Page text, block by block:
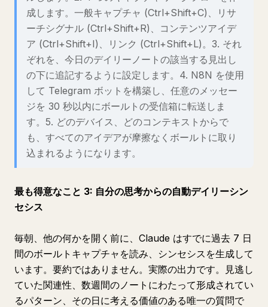
成します。一般キャプチャ (Ctrl+Shift+C)、リサ
ーチシグナル (Ctrl+Shift+R)、コンテンツアイデ
ア (Ctrl+Shift+I)、リンク (Ctrl+Shift+L)。3. それ
ぞれを、今日のデイリーノートの該当する見出し
の下に追記するように設定します。4. N8N を使用
して Telegram ボットを構築し、任意のメッセー
ジを 30 秒以内にボールトの受信箱に転送しま
す。5. どのデバイス、どのコンテキストからで
も、すべてのアイデアが摩擦なくボールトに取り
込まれるようになります。
最も得意なこと 3: 自分の思考からの自動デイリーシン
セシス
毎朝、他の何かを開く前に、Claude はすでに過去 7 日
間のボールトキャプチャを読み、シンセシスを生成して
います。要約ではありません。実際の出力です。見逃し
ていた関連性、数週間のノートにわたって形成されてい
るパターン、その日に考える価値のある唯一の質問で